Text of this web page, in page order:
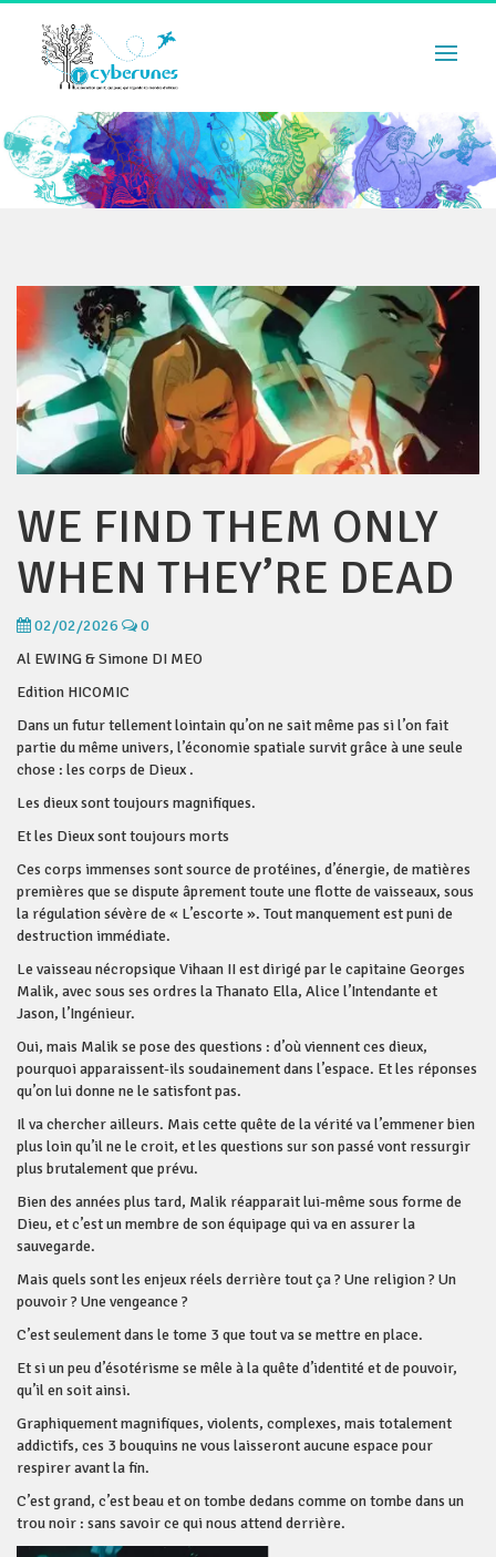
WE FIND THEM ONLY
WHEN THEY’RE DEAD
02/02/2026
0
Al EWING & Simone DI MEO
Edition HICOMIC
Dans un futur tellement lointain qu’on ne sait même pas si l’on fait
partie du même univers, l’économie spatiale survit grâce à une seule
chose : les corps de Dieux .
Les dieux sont toujours magnifiques.
Et les Dieux sont toujours morts
Ces corps immenses sont source de protéines, d’énergie, de matières
premières que se dispute âprement toute une flotte de vaisseaux, sous
la régulation sévère de « L’escorte ». Tout manquement est puni de
destruction immédiate.
Le vaisseau nécropsique Vihaan II est dirigé par le capitaine Georges
Malik, avec sous ses ordres la Thanato Ella, Alice l’Intendante et
Jason, l’Ingénieur.
Oui, mais Malik se pose des questions : d’où viennent ces dieux,
pourquoi apparaissent-ils soudainement dans l’espace. Et les réponses
qu’on lui donne ne le satisfont pas.
Il va chercher ailleurs. Mais cette quête de la vérité va l’emmener bien
plus loin qu’il ne le croit, et les questions sur son passé vont ressurgir
plus brutalement que prévu.
Bien des années plus tard, Malik réapparait lui-même sous forme de
Dieu, et c’est un membre de son équipage qui va en assurer la
sauvegarde.
Mais quels sont les enjeux réels derrière tout ça ? Une religion ? Un
pouvoir ? Une vengeance ?
C’est seulement dans le tome 3 que tout va se mettre en place.
Et si un peu d’ésotérisme se mêle à la quête d’identité et de pouvoir,
qu’il en soit ainsi.
Graphiquement magnifiques, violents, complexes, mais totalement
addictifs, ces 3 bouquins ne vous laisseront aucune espace pour
respirer avant la fin.
C’est grand, c’est beau et on tombe dedans comme on tombe dans un
trou noir : sans savoir ce qui nous attend derrière.